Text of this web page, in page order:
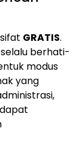
GRATIS.
berhati-
modus
yang